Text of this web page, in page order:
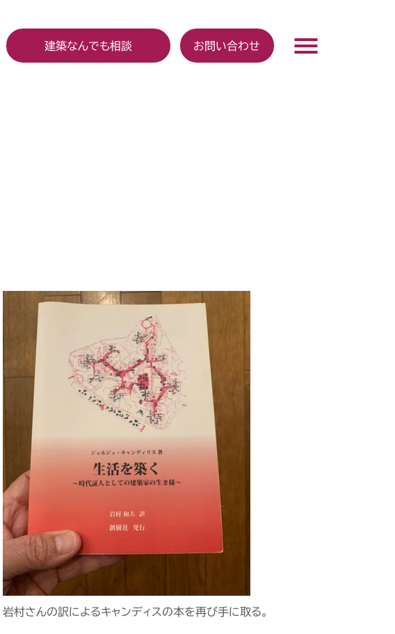
建築なんでも相談 お問い合わせ
岩村さんの訳によるキャンディスの本を再び手に取る。